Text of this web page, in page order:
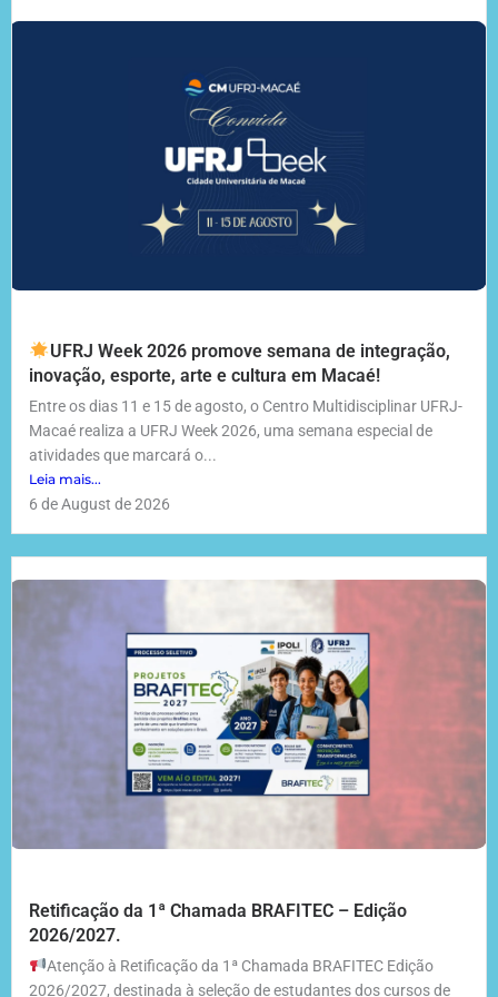
UFRJ Week 2026 promove semana de integração,
inovação, esporte, arte e cultura em Macaé!
Entre os dias 11 e 15 de agosto, o Centro Multidisciplinar UFRJ-
Macaé realiza a UFRJ Week 2026, uma semana especial de
atividades que marcará o...
Leia mais...
6 de August de 2026
Retificação da 1ª Chamada BRAFITEC – Edição
2026/2027.
Atenção à Retificação da 1ª Chamada BRAFITEC Edição
2026/2027, destinada à seleção de estudantes dos cursos de